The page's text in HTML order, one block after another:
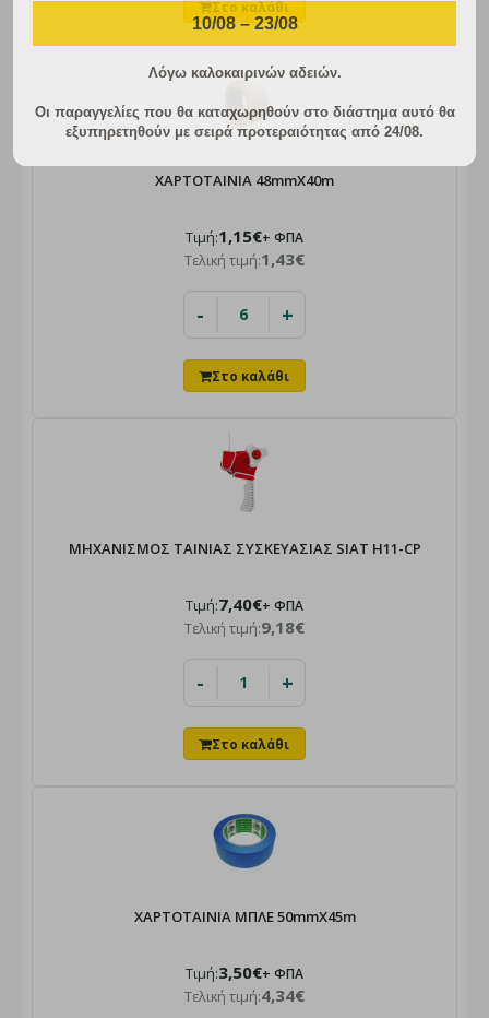
10/08 – 23/08
Λόγω καλοκαιρινών αδειών.
Οι παραγγελίες που θα καταχωρηθούν στο διάστημα αυτό θα
εξυπηρετηθούν με σειρά προτεραιότητας από 24/08.
ΧΑΡΤΟΤΑΙΝΙΑ 48mmX40m
Τιμή:1,15€+ ΦΠΑ
Τελική τιμή:1,43€
- +
ΜΗΧΑΝΙΣΜΟΣ ΤΑΙΝΙΑΣ ΣΥΣΚΕΥΑΣΙΑΣ SIAT H11-CP
Τιμή:7,40€+ ΦΠΑ
Τελική τιμή:9,18€
- +
ΧΑΡΤΟΤΑΙΝΙΑ ΜΠΛΕ 50mmX45m
Τιμή:3,50€+ ΦΠΑ
Τελική τιμή:4,34€